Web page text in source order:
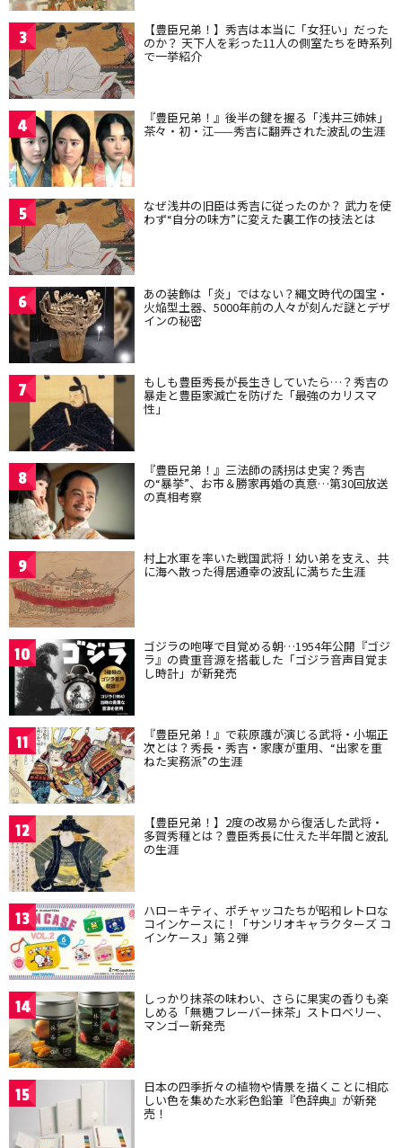
3 【豊臣兄弟！】秀吉は本当に「女狂い」だった
のか？ 天下人を彩った11人の側室たちを時系列
で一挙紹介
4 『豊臣兄弟！』後半の鍵を握る「浅井三姉妹」
茶々・初・江——秀吉に翻弄された波乱の生涯
5 なぜ浅井の旧臣は秀吉に従ったのか？ 武力を使
わず“自分の味方”に変えた裏工作の技法とは
6 あの装飾は「炎」ではない？縄文時代の国宝・
火焔型土器、5000年前の人々が刻んだ謎とデザ
インの秘密
7 もしも豊臣秀長が長生きしていたら…？秀吉の
暴走と豊臣家滅亡を防げた「最強のカリスマ
性」
8 『豊臣兄弟！』三法師の誘拐は史実？秀吉
の“暴挙”、お市＆勝家再婚の真意…第30回放送
の真相考察
9 村上水軍を率いた戦国武将！幼い弟を支え、共
に海へ散った得居通幸の波乱に満ちた生涯
10 ゴジラの咆哮で目覚める朝…1954年公開『ゴジ
ラ』の貴重音源を搭載した「ゴジラ音声目覚ま
し時計」が新発売
11 『豊臣兄弟！』で萩原護が演じる武将・小堀正
次とは？秀長・秀吉・家康が重用、“出家を重
ねた実務派”の生涯
12 【豊臣兄弟！】2度の改易から復活した武将・
多賀秀種とは？豊臣秀長に仕えた半年間と波乱
の生涯
13 ハローキティ、ポチャッコたちが昭和レトロな
コインケースに！「サンリオキャラクターズ コ
インケース」第２弾
14 しっかり抹茶の味わい、さらに果実の香りも楽
しめる「無糖フレーバー抹茶」ストロベリー、
マンゴー新発売
15 日本の四季折々の植物や情景を描くことに相応
しい色を集めた水彩色鉛筆『色辞典』が新発
売！